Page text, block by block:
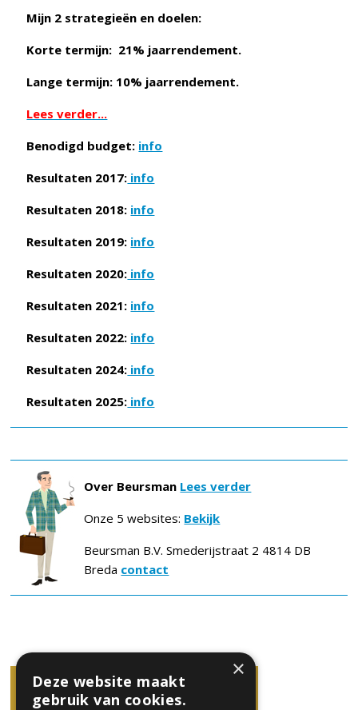
Mijn 2 strategieën en doelen:
Korte termijn: 21% jaarrendement.
Lange termijn: 10% jaarrendement.
Lees verder...
Benodigd budget: info
Resultaten 2017: info
Resultaten 2018: info
Resultaten 2019: info
Resultaten 2020: info
Resultaten 2021: info
Resultaten 2022: info
Resultaten 2024: info
Resultaten 2025: info
Over Beursman Lees verder
Onze 5 websites: Bekijk
Beursman B.V. Smederijstraat 2 4814 DB
Breda contact
×
Deze website maakt
gebruik van cookies.